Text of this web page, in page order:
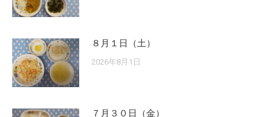
８月１日（土）
2026年8月1日
７月３０日（金）